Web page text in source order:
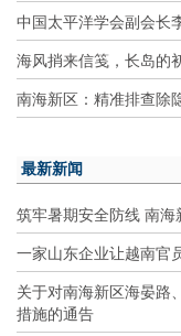
中国太平洋学会副会长
海风捎来信笺，长岛的
南海新区：精准排查除
最新新闻
筑牢暑期安全防线 南
一家山东企业让越南官
关于对南海新区海晏路
措施的通告